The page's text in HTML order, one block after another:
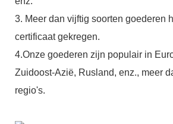
3. Meer dan vijftig soorten goederen
certificaat gekregen.
4.Onze goederen zijn populair in
Zuidoost-Azië, Rusland, enz., meer
regio's.